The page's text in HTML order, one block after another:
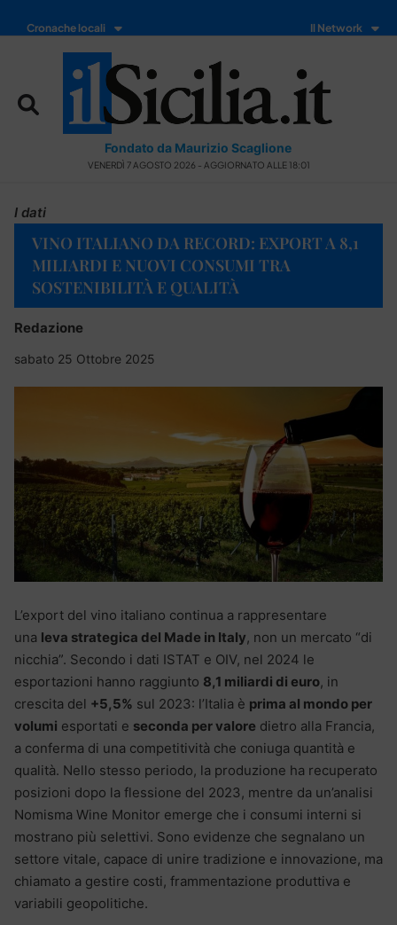
Cronache locali Il Network
Fondato da Maurizio Scaglione
VENERDÌ 7 AGOSTO 2026 - AGGIORNATO ALLE 18:01
I dati
VINO ITALIANO DA RECORD: EXPORT A 8,1
MILIARDI E NUOVI CONSUMI TRA
SOSTENIBILITÀ E QUALITÀ
Redazione
sabato 25 Ottobre 2025
L’export del vino italiano continua a rappresentare
una leva strategica del Made in Italy, non un mercato “di
nicchia”. Secondo i dati ISTAT e OIV, nel 2024 le
esportazioni hanno raggiunto 8,1 miliardi di euro, in
crescita del +5,5% sul 2023: l’Italia è prima al mondo per
volumi esportati e seconda per valore dietro alla Francia,
a conferma di una competitività che coniuga quantità e
qualità. Nello stesso periodo, la produzione ha recuperato
posizioni dopo la flessione del 2023, mentre da un’analisi
Nomisma Wine Monitor emerge che i consumi interni si
mostrano più selettivi. Sono evidenze che segnalano un
settore vitale, capace di unire tradizione e innovazione, ma
chiamato a gestire costi, frammentazione produttiva e
variabili geopolitiche.